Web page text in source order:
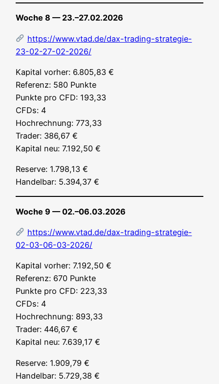
Woche 8 — 23.–27.02.2026
https://www.vtad.de/dax-trading-strategie-
23-02-27-02-2026/
Kapi­tal vor­her: 6.805,83 €
Refe­renz: 580 Punk­te
Punk­te pro CFD: 193,33
CFDs: 4
Hoch­rech­nung: 773,33
Trader: 386,67 €
Kapi­tal neu: 7.192,50 €
Reser­ve: 1.798,13 €
Han­del­bar: 5.394,37 €
Woche 9 — 02.–06.03.2026
https://www.vtad.de/dax-trading-strategie-
02-03-06-03-2026/
Kapi­tal vor­her: 7.192,50 €
Refe­renz: 670 Punk­te
Punk­te pro CFD: 223,33
CFDs: 4
Hoch­rech­nung: 893,33
Trader: 446,67 €
Kapi­tal neu: 7.639,17 €
Reser­ve: 1.909,79 €
Han­del­bar: 5.729,38 €